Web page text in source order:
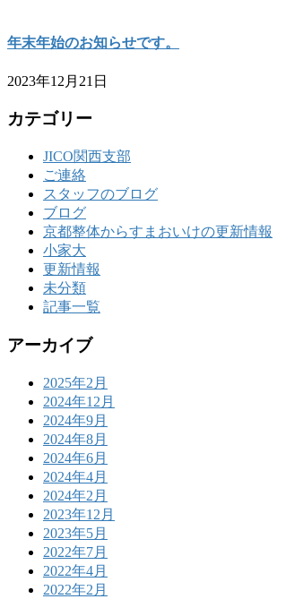
年末年始のお知らせです。
2023年12月21日
カテゴリー
JICO関西支部
ご連絡
スタッフのブログ
ブログ
京都整体からすまおいけの更新情報
小家大
更新情報
未分類
記事一覧
アーカイブ
2025年2月
2024年12月
2024年9月
2024年8月
2024年6月
2024年4月
2024年2月
2023年12月
2023年5月
2022年7月
2022年4月
2022年2月